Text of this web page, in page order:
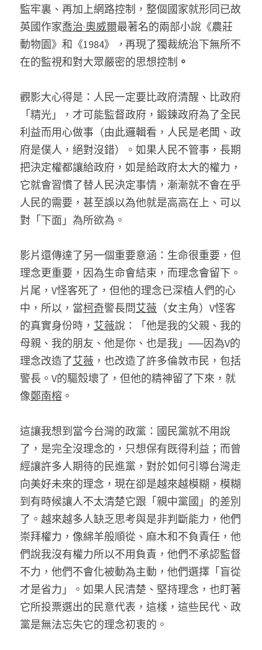
監牢裏、再加上網路控制，整個國家就形同已故
英國作家喬治·奧威爾最著名的兩部小說《農莊
動物園》和《1984》
， 再現了獨裁統治下無所不
在的監視和對大眾嚴密的思想控制 。
觀影大心得是：人民一定要比政府清醒、比政府
「精光」，才可能監督政府，鍛鍊政府為了全民
利益而用心做事（由此邏輯看，人民是老闆、政
府是僕人，絕對沒錯）。如果人民不管事，長期
把決定權都讓給政府，如是給政府太大的權力，
它就會習慣了替人民決定事情，漸漸就不會在乎
人民的需要，甚至誤以為他就是高高在上、可以
對「下面」為所欲為。
影片還傳達了另一個重要意涵：生命很重要，但
理念更重要，因為生命會結束，而理念會留下。
片尾，V怪客死了，但他的理念已深植人們的心
中，所以，當柯奇警長問艾薇 （女主角）V怪客
的真實身份時， 艾薇說：「他是我的父親、我的
母親、我的朋友、他是你、也是我」──因為V的
理念改造了艾薇 ，也改造了許多倫敦市民，包括
警長。V的驅殼壞了，但他的精神留了下來，就
像鄭南榕 。
這讓我想到當今台灣的政黨：國民黨就不用說
了，是完全沒理念的，只想保有既得利益；而曾
經讓許多人期待的民進黨，對於如何引導台灣走
向美好未來的理念，現在卻是越來越模糊，模糊
到有時候讓人不太清楚它跟「親中黨國」的差別
了。越來越多人缺乏思考與是非判斷能力，他們
崇拜權力，像綿羊般順從、麻木和不負責任，他
們說我沒有權力所以不用負責，他們不承認監督
不力，他們不會化被動為主動，他們選擇「盲從
才是省力」。如果人民清楚、堅持理念，也盯著
它所投票選出的民意代表，這樣，這些民代、政
黨是無法忘失它的理念初衷的。